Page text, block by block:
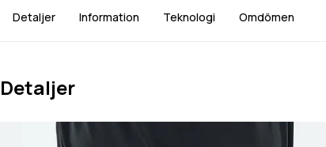
Detaljer Information Teknologi Omdömen
Detaljer